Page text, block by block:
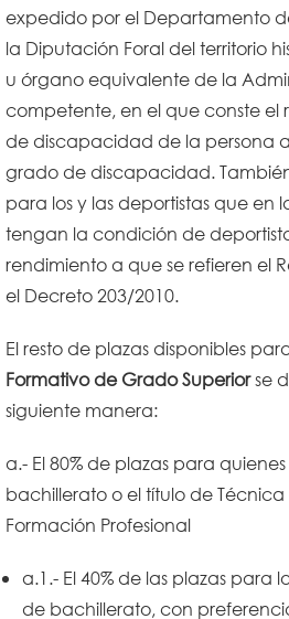
expedido por el Departamento
la Diputación Foral del territorio
u órgano equivalente de la
competente, en el que conste el
de discapacidad de la persona
grado de discapacidad.
para los y las deportistas que en
tengan la condición de
rendimiento a que se refieren el
el Decreto 203/2010.
El resto de plazas disponibles
Formativo de Grado Superiorse
siguiente manera:
a.- El 80% de plazas para
bachillerato o el título de
Formación Profesional
a.1.- El 40% de las plazas para
de bachillerato, con